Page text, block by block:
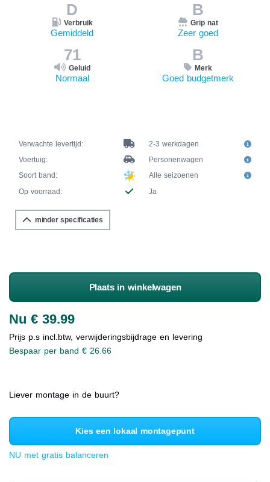
D
Verbruik
Gemiddeld
B
Grip nat
Zeer goed
71
Geluid
Normaal
B
Merk
Goed budgetmerk
Verwachte levertijd:
2-3 werkdagen
Voertuig:
Personenwagen
Soort band:
Alle seizoenen
Op voorraad:
Ja
minder specificaties
Plaats in winkelwagen
Nu € 39.99
Prijs p.s incl.btw, verwijderingsbijdrage en levering
Bespaar per band € 26.66
Liever montage in de buurt?
Kies een lokaal montagepunt
NU met gratis balanceren